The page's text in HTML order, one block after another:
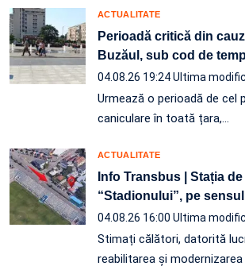
ACTUALITATE
Perioadă critică din
Buzăul, sub cod de
04.08.26 19:24Ultima
Urmează o perioadă de cel
caniculare în toată țara,…
ACTUALITATE
Info Transbus | Stația
“Stadionului”, pe
04.08.26 16:00 Ultima
Stimați călători, datorită
reabilitarea și